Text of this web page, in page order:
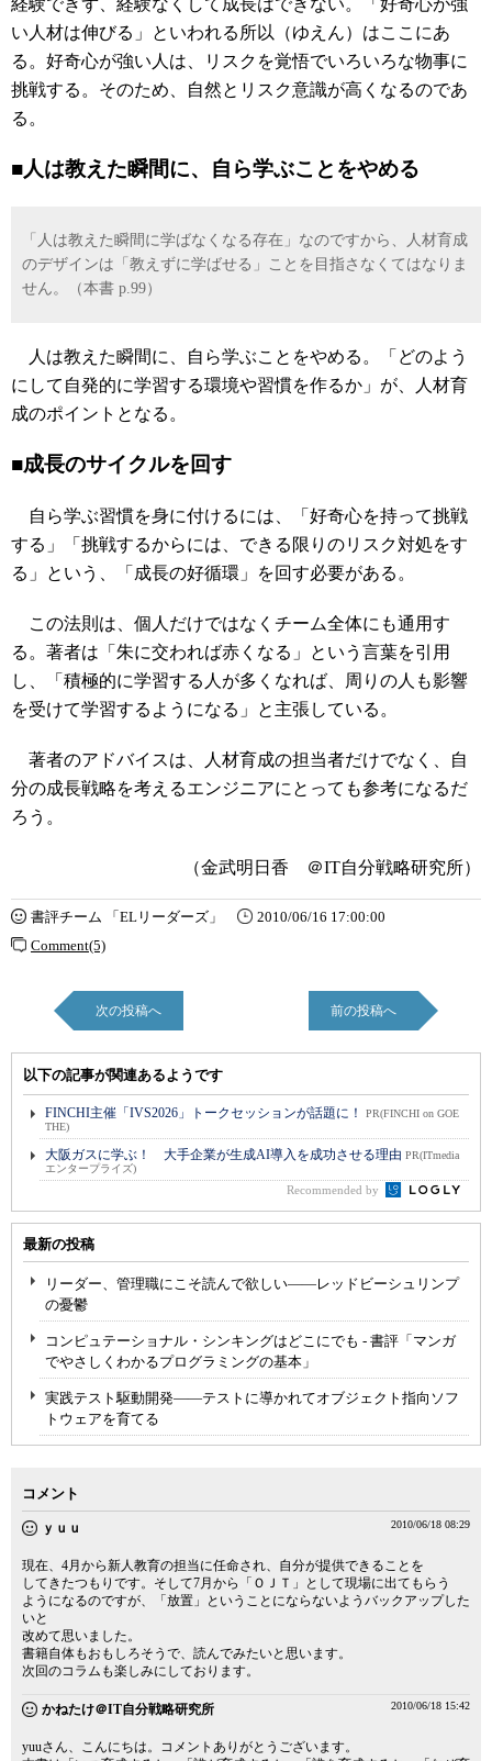
経験できず、経験なくして成長はできない。「好奇心が強
い人材は伸びる」といわれる所以（ゆえん）はここにあ
る。好奇心が強い人は、リスクを覚悟でいろいろな物事に
挑戦する。そのため、自然とリスク意識が高くなるのであ
る。
■人は教えた瞬間に、自ら学ぶことをやめる
「人は教えた瞬間に学ばなくなる存在」なのですから、人材育成
のデザインは「教えずに学ばせる」ことを目指さなくてはなりま
せん。（本書 p.99）
人は教えた瞬間に、自ら学ぶことをやめる。「どのよう
にして自発的に学習する環境や習慣を作るか」が、人材育
成のポイントとなる。
■成長のサイクルを回す
自ら学ぶ習慣を身に付けるには、「好奇心を持って挑戦
する」「挑戦するからには、できる限りのリスク対処をす
る」という、「成長の好循環」を回す必要がある。
この法則は、個人だけではなくチーム全体にも通用す
る。著者は「朱に交われば赤くなる」という言葉を引用
し、「積極的に学習する人が多くなれば、周りの人も影響
を受けて学習するようになる」と主張している。
著者のアドバイスは、人材育成の担当者だけでなく、自
分の成長戦略を考えるエンジニアにとっても参考になるだ
ろう。
（金武明日香 ＠IT自分戦略研究所）
書評チーム 「ELリーダーズ」
2010/06/16 17:00:00
Comment(5)
次の投稿へ 前の投稿へ
以下の記事が関連あるようです
FINCHI主催「IVS2026」トークセッションが話題に！
PR(FINCHI on GOE
THE)
大阪ガスに学ぶ！ 大手企業が生成AI導入を成功させる理由 PR(ITmedia
エンタープライズ)
Recommended by
最新の投稿
リーダー、管理職にこそ読んで欲しい――レッドビーシュリンプ
の憂鬱
コンピュテーショナル・シンキングはどこにでも - 書評「マンガ
でやさしくわかるプログラミングの基本」
実践テスト駆動開発――テストに導かれてオブジェクト指向ソフ
トウェアを育てる
コメント
ｙｕｕ 2010/06/18 08:29
現在、4月から新人教育の担当に任命され、自分が提供できることを
してきたつもりです。そして7月から「ＯＪＴ」として現場に出てもらう
ようになるのですが、「放置」ということにならないようバックアップした
いと
改めて思いました。
書籍自体もおもしろそうで、読んでみたいと思います。
次回のコラムも楽しみにしております。
かねたけ＠IT自分戦略研究所 2010/06/18 15:42
yuuさん、こんにちは。コメントありがとうございます。